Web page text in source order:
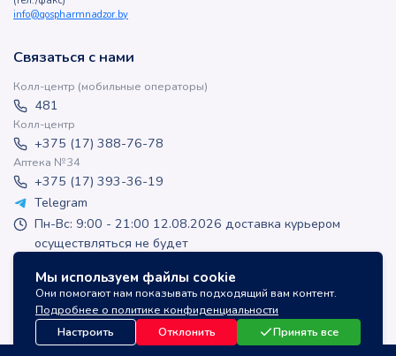
Мы используем файлы cookie
Они помогают нам показывать подходящий вам контент.
Подробнее о политике конфиденциальности
Настроить
Отклонить Принять все
info@gospharmnadzor.by
Связаться с нами
Колл-центр (мобильные операторы)
481
Колл-центр
+375 (17) 388-76-78
Аптека №34
+375 (17) 393-36-19
Telegram
Пн-Вс: 9:00 - 21:00 12.08.2026 доставка курьером
осуществляться не будет
inlek_apteka
inlek_apteka